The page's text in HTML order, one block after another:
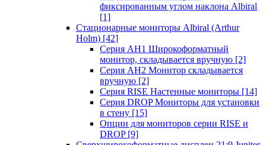
фиксированным углом наклона Albiral
[1]
Стационарные мониторы Albiral (Arthur
Holm) [42]
Серия AH1 Широкоформатный
монитор, складывается вручную [2]
Серия AH2 Монитор складывается
вручную [2]
Серия RISE Настенные мониторы [14]
Серия DROP Мониторы для установки
в стену [15]
Опции для мониторов серии RISE и
DROP [9]